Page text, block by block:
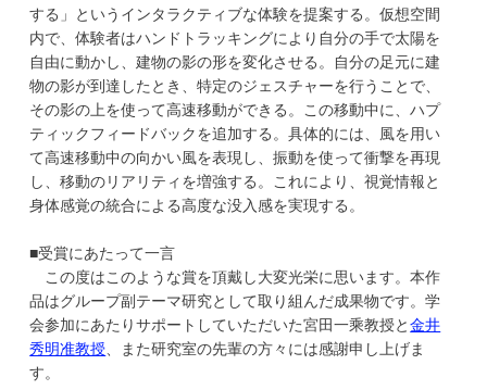
する」というインタラクティブな体験を提案する。仮想空間
内で、体験者はハンドトラッキングにより自分の手で太陽を
自由に動かし、建物の影の形を変化させる。自分の足元に建
物の影が到達したとき、特定のジェスチャーを行うことで、
その影の上を使って高速移動ができる。この移動中に、ハプ
ティックフィードバックを追加する。具体的には、風を用い
て高速移動中の向かい風を表現し、振動を使って衝撃を再現
し、移動のリアリティを増強する。これにより、視覚情報と
身体感覚の統合による高度な没入感を実現する。
■受賞にあたって一言
この度はこのような賞を頂戴し大変光栄に思います。本作
品はグループ副テーマ研究として取り組んだ成果物です。学
会参加にあたりサポートしていただいた宮田一乘教授と金井
秀明准教授
また研究室の先輩の方々には感謝申し上げま
す。